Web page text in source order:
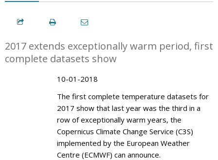
2017 extends exceptionally warm period, first
complete datasets show
10-01-2018
The first complete temperature datasets for
2017 show that last year was the third in a
row of exceptionally warm years, the
Copernicus Climate Change Service (C3S)
implemented by the European Weather
Centre (ECMWF) can announce.